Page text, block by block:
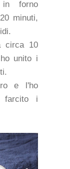
forno
minuti,
circa 10
unito i
e l'ho
farcito i